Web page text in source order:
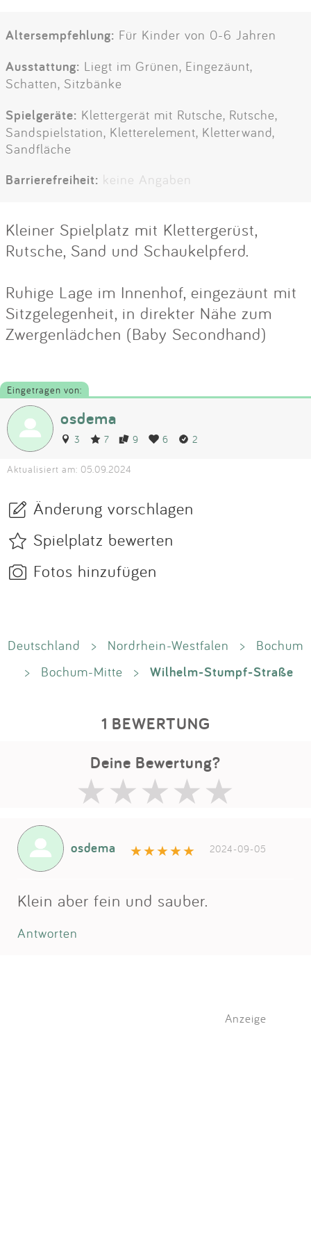
Altersempfehlung: Für Kinder von 0-6 Jahren
Ausstattung: Liegt im Grünen, Eingezäunt,
Schatten, Sitzbänke
Spielgeräte: Klettergerät mit Rutsche, Rutsche,
Sandspielstation, Kletterelement, Kletterwand,
Sandfläche
Barrierefreiheit: keine Angaben
Kleiner Spielplatz mit Klettergerüst,
Rutsche, Sand und Schaukelpferd.
Ruhige Lage im Innenhof, eingezäunt mit
Sitzgelegenheit, in direkter Nähe zum
Zwergenlädchen (Baby Secondhand)
Eingetragen von:
osdema
3 7 9 6 2
Aktualisiert am: 05.09.2024
Änderung vorschlagen
Spielplatz bewerten
Fotos hinzufügen
Deutschland > Nordrhein-Westfalen >
Bochum
>
Bochum-Mitte > Wilhelm-Stumpf-Straße
1 BEWERTUNG
Deine Bewertung?
osdema 2024-09-05
Klein aber fein und sauber.
Antworten
Anzeige